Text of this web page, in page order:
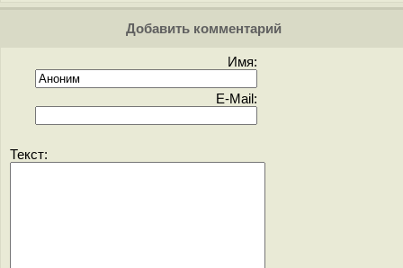
Добавить комментарий
Имя:
E-Mail:
Текст: